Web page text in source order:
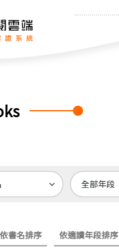
依書名排序 依適讀年段排序